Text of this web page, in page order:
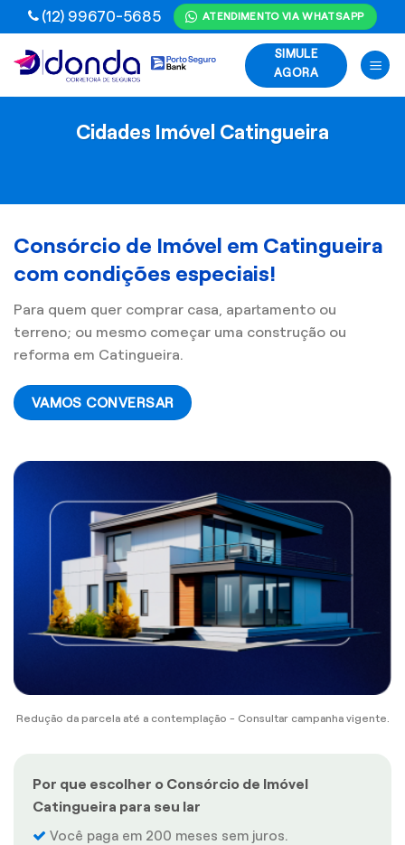
Skip
to
content
(12) 99670-5685 ATENDIMENTO VIA WHATSAPP
SIMULE
AGORA
Cidades Imóvel Catingueira
Consórcio de Imóvel em Catingueira
com condições especiais!
Para quem quer comprar casa, apartamento ou
terreno; ou mesmo começar uma construção ou
reforma em Catingueira.
VAMOS CONVERSAR
Redução da parcela até a contemplação - Consultar campanha vigente.
Por que escolher o Consórcio de Imóvel
Catingueira para seu lar
Você paga em 200 meses sem juros.